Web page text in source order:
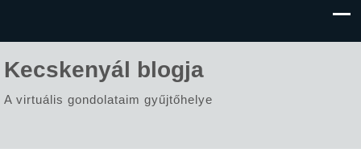
Kecskenyál blogja
A virtuális gondolataim gyűjtőhelye